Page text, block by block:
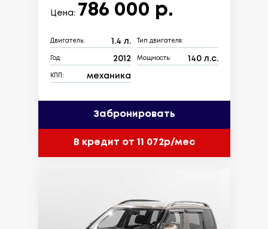
Цена: 786 000 р.
Двигатель: 1.4 л. Тип двигателя:
Год: 2012 Мощность: 140 л.с.
КПП: механика
Забронировать
В кредит от 11 072р/мес